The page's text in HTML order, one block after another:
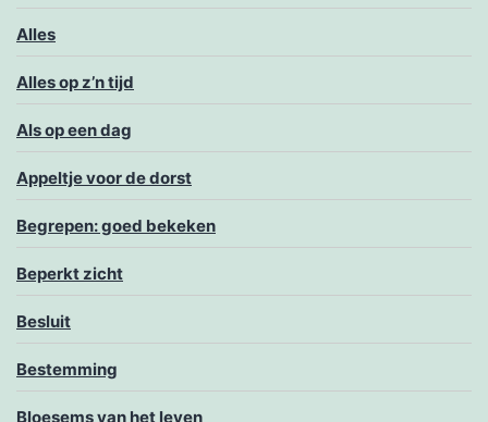
Alles
Alles op z’n tijd
Als op een dag
Appeltje voor de dorst
Begrepen: goed bekeken
Beperkt zicht
Besluit
Bestemming
Bloesems van het leven